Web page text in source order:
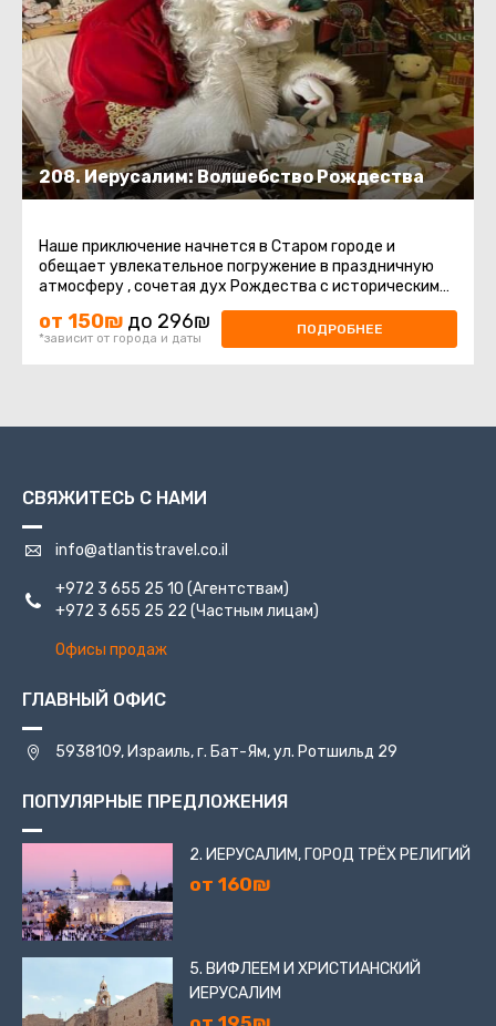
208. Иерусалим: Волшебство Рождества
Наше приключение начнется в Старом городе и
обещает увлекательное погружение в праздничную
атмосферу , сочетая дух Рождества с историческими
и культурными достопримечательностями.Первые ...
от 150₪ до 296₪
*зависит от города и даты
ПОДРОБНЕЕ
СВЯЖИТЕСЬ С НАМИ
info@atlantistravel.co.il
+972 3 655 25 10 (Агентствам)
+972 3 655 25 22 (Частным лицам)
Офисы продаж
ГЛАВНЫЙ ОФИС
5938109, Израиль, г. Бат-Ям, ул. Ротшильд 29
ПОПУЛЯРНЫЕ ПРЕДЛОЖЕНИЯ
2. ИЕРУСАЛИМ, ГОРОД ТРЁХ РЕЛИГИЙ
от 160₪
5. ВИФЛЕЕМ И ХРИСТИАНСКИЙ
ИЕРУСАЛИМ